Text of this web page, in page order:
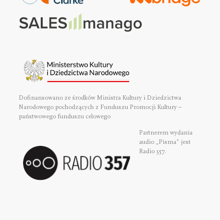
Dofinansowano ze środków Ministra Kultury i Dziedzictwa
Narodowego pochodzących z Funduszu Promocji Kultury –
państwowego funduszu celowego
Partnerem wydania
audio „Pisma” jest
Radio 357.